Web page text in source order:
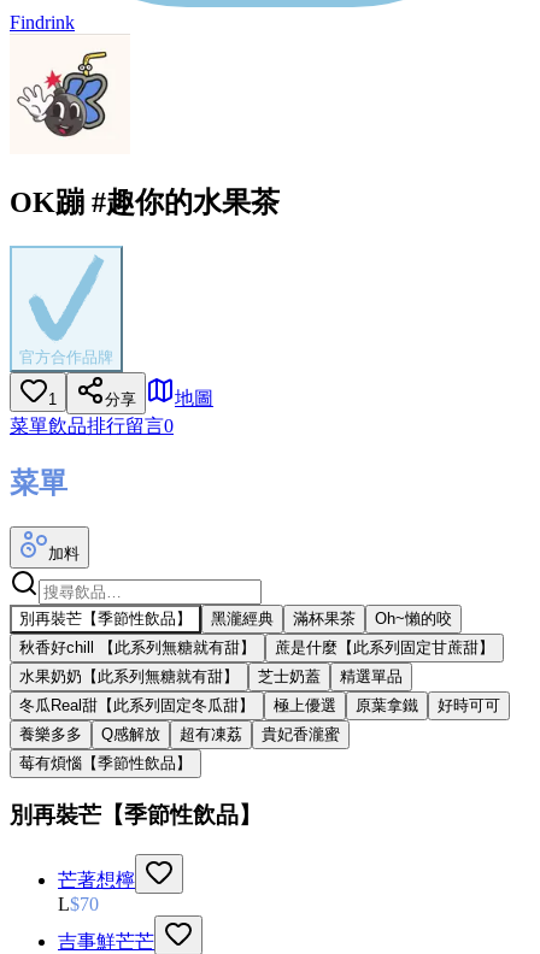
Findrink
OK蹦 #趣你的水果茶
官方合作品牌
1 分享
地圖
菜單飲品排行留言0
菜單
加料
別再裝芒【季節性飲品】 黑瀧經典 滿杯果茶
Oh~懶的咬
秋香好chill 【此系列無糖就有甜】
蔗是什麼【此系列固定甘蔗甜】
水果奶奶【此系列無糖就有甜】
芝士奶蓋
精選單品
冬瓜Real甜【此系列固定冬瓜甜】
極上優選 原葉拿鐵
好時可可
養樂多多
Q感解放 超有凍荔
貴妃香瀧蜜
莓有煩惱【季節性飲品】
別再裝芒【季節性飲品】
芒著想檸
L$70
吉事鮮芒芒